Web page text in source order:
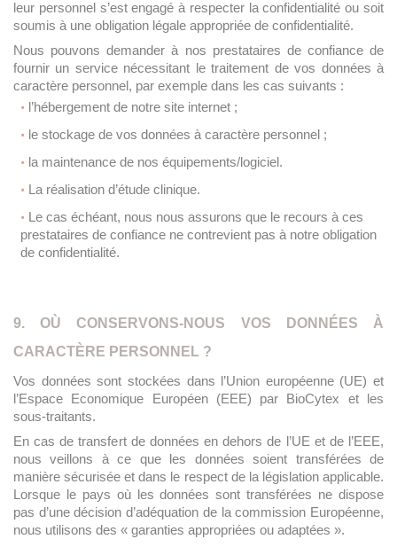
leur personnel s’est engagé à respecter la confidentialité ou soit
soumis à une obligation légale appropriée de confidentialité.
Nous pouvons demander à nos prestataires de confiance de
fournir un service nécessitant le traitement de vos données à
caractère personnel, par exemple dans les cas suivants :
l’hébergement de notre site internet ;
le stockage de vos données à caractère personnel ;
la maintenance de nos équipements/logiciel.
La réalisation d’étude clinique.
Le cas échéant, nous nous assurons que le recours à ces
prestataires de confiance ne contrevient pas à notre obligation
de confidentialité.
9. OÙ CONSERVONS-NOUS VOS DONNÉES À
CARACTÈRE PERSONNEL ?
Vos données sont stockées dans l’Union européenne (UE) et
l’Espace Economique Européen (EEE) par BioCytex et les
sous-traitants.
En cas de transfert de données en dehors de l’UE et de l’EEE,
nous veillons à ce que les données soient transférées de
manière sécurisée et dans le respect de la législation applicable.
Lorsque le pays où les données sont transférées ne dispose
pas d’une décision d’adéquation de la commission Européenne,
nous utilisons des « garanties appropriées ou adaptées ».